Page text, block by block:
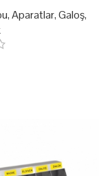
,Aparatlar,Galoş,